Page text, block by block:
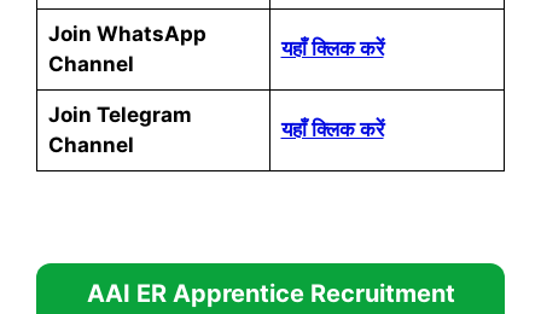
Join WhatsApp
Channel
यहाँ क्लिक करें
Join Telegram
Channel
यहाँ क्लिक करें
AAI ER Apprentice Recruitment